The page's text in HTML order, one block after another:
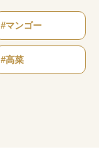
#マンゴー
#高菜